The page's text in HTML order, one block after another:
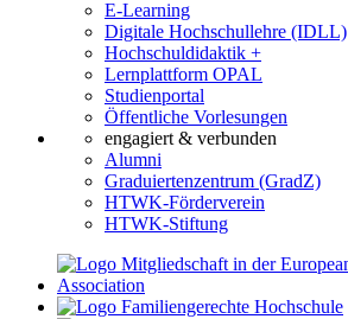
E-Learning
Digitale Hochschullehre (IDLL)
Hochschuldidaktik +
Lernplattform OPAL
Studienportal
Öffentliche Vorlesungen
engagiert & verbunden
Alumni
Graduiertenzentrum (GradZ)
HTWK-Förderverein
HTWK-Stiftung